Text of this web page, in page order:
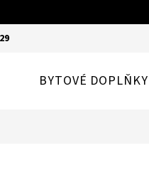
A REKLAMACE
BYTOVÉ DOPLŇKY